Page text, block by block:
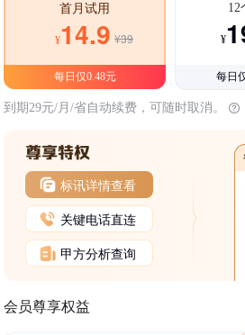
首月试用
¥14.9 ¥39
每日仅0.48元
12
¥
每日
到期29元/月/省自动续费，可随时取消。
标讯详情查看
关键电话直连
甲方分析查询
会员尊享权益